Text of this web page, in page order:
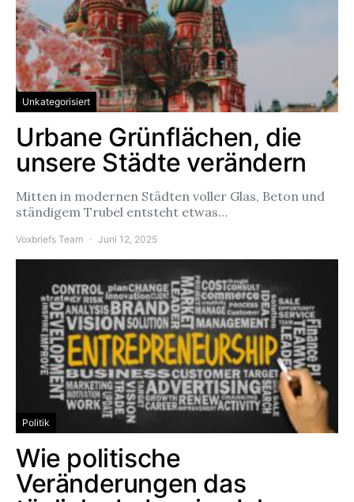
Unkategorisiert
Urbane Grünflächen, die
unsere Städte verändern
Mitten in modernen Städten voller Glas, Beton und
ständigem Trubel entsteht etwas…
Voxbriefs Team Juni 12, 2025
Politik
Wie politische
Veränderungen das